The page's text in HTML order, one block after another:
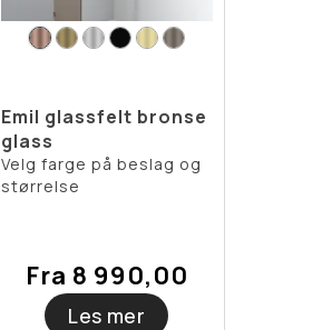
Emil glassfelt bronse
glass
Velg farge på beslag og
størrelse
Fra 8 990,00
Les mer